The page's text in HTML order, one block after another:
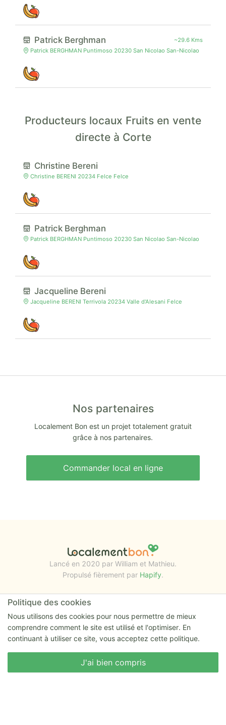
Patrick Berghman
~29.6 Kms
Patrick BERGHMAN Puntimoso 20230 San Nicolao San-Nicolao
Producteurs locaux Fruits en vente
directe à Corte
Christine Bereni
Christine BERENI 20234 Felce Felce
Patrick Berghman
Patrick BERGHMAN Puntimoso 20230 San Nicolao San-Nicolao
Jacqueline Bereni
Jacqueline BERENI Terrivola 20234 Valle d'Alesani Felce
Nos partenaires
Localement Bon est un projet totalement gratuit
grâce à nos partenaires.
Commander local en ligne
Lancé en 2020 par William et Mathieu.
Propulsé fièrement par Hapify.
RESSOURCES
La feuille de route
Mentions-legales
Conditions particulières d'utilisation
Politique de confidentialité et Cookies
Politique des cookies
Nous utilisons des cookies pour nous permettre de mieux
comprendre comment le site est utilisé et l'optimiser. En
continuant à utiliser ce site, vous acceptez cette politique.
J'ai bien compris